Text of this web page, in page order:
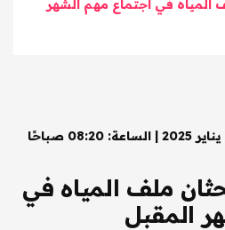
المياه في اجتماع مهم الشهر
ملف المياه في
المقبل